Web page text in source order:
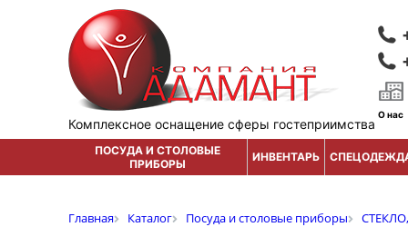
Комплексное оснащение сферы гостеприимства
О нас
ПОСУДА И СТОЛОВЫЕ
ПРИБОРЫ
ИНВЕНТАРЬ
Главная Каталог Посуда и столовые приборы